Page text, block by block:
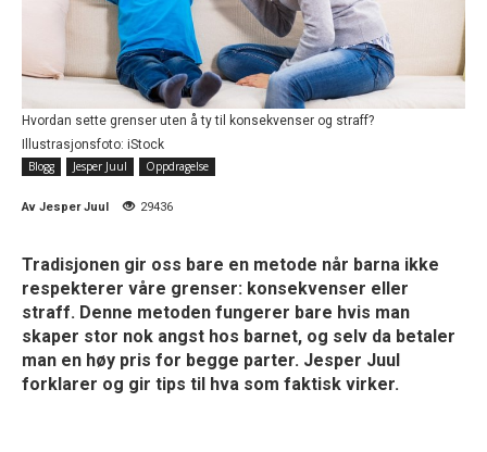
Hvordan sette grenser uten å ty til konsekvenser og straff?
Illustrasjonsfoto: iStock
Blogg
Jesper Juul Oppdragelse
Av Jesper Juul 29436
Tradisjonen gir oss bare en metode når barna ikke
respekterer våre grenser: konsekvenser eller
straff. Denne metoden fungerer bare hvis man
skaper stor nok angst hos barnet, og selv da betaler
man en høy pris for begge parter. Jesper Juul
forklarer og gir tips til hva som faktisk virker.